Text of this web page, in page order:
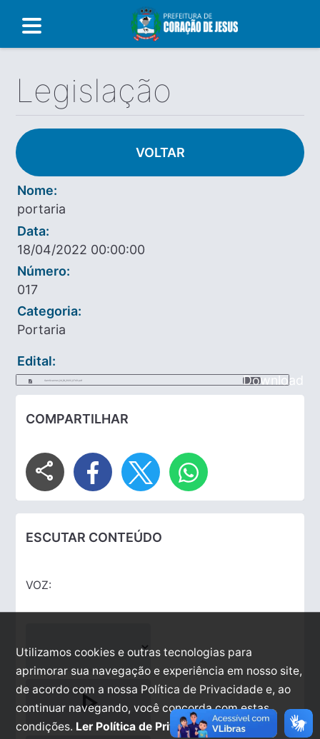
Legislação
VOLTAR
Nome:
portaria
Data:
18/04/2022 00:00:00
Número:
017
Categoria:
Portaria
Edital:
CamScanner_04_18_2022_0743.pdf Download
COMPARTILHAR
share
ESCUTAR CONTEÚDO
VOZ:
play_arrow
Utilizamos cookies e outras tecnologias para
aprimorar sua navegação e experiência em nosso site,
de acordo com a nossa Política de Privacidade e, ao
continuar navegando, você concorda com estas
condições. Ler Política de Privacidade.